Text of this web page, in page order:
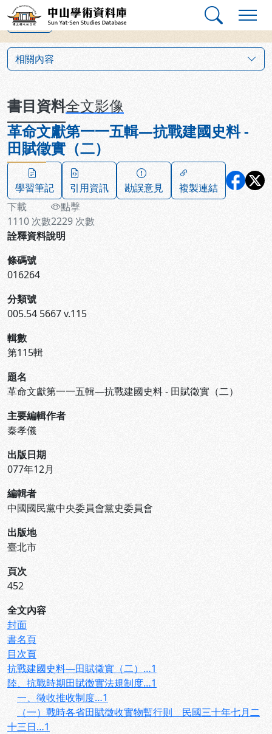
跳到主要內容
中山學術資料庫
上一筆
相關內容
書目資料全文影像
革命文獻第一一五輯—抗戰建國史料 -
田賦徵實（二）
學習筆記 引用資訊 勘誤意見
複製連結
下載
1110 次數
點擊
2229 次數
詮釋資料說明
條碼號
016264
分類號
005.54 5667 v.115
輯數
第115輯
題名
革命文獻第一一五輯—抗戰建國史料 - 田賦徵實（二）
主要編輯作者
秦孝儀
出版日期
077年12月
編輯者
中國國民黨中央委員會黨史委員會
出版地
臺北市
頁次
452
全文內容
封面
書名頁
目次頁
抗戰建國史料—田賦徵實（二）…1
陸、抗戰時期田賦徵實法規制度…1
一、徵收推收制度…1
（一）戰時各省田賦徵收實物暫行則 民國三十年七月二
十三日…1